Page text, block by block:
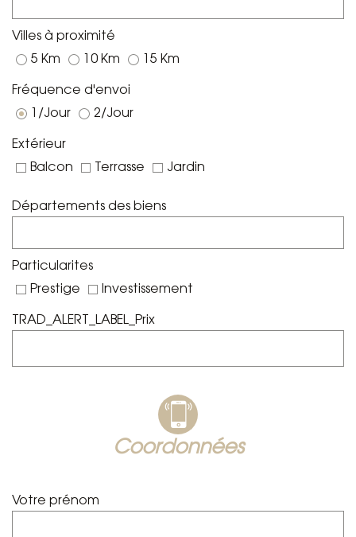
Villes à proximité
5 Km
10 Km 15 Km
Fréquence d'envoi
1/Jour
2/Jour
Extérieur
Balcon
Terrasse Jardin
Départements des biens
Particularites
Prestige
Investissement
TRAD_ALERT_LABEL_Prix
coordonnées
Votre prénom